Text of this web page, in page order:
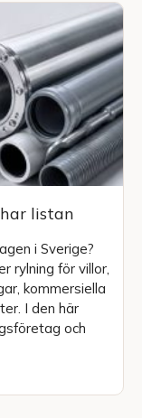
listan
i Sverige?
rylning för villor,
kommersiella
I den här
och